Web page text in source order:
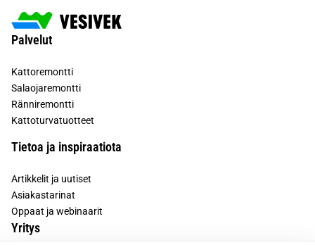
Palvelut
Kattoremontti
Salaojaremontti
Ränniremontti
Kattoturvatuotteet
Tietoa ja inspiraatiota
Artikkelit ja uutiset
Asiakastarinat
Oppaat ja webinaarit
Yritys